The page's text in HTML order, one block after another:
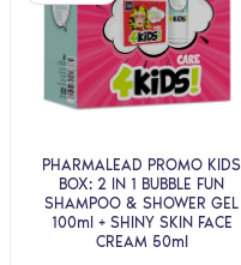
PHARMALEAD PROMO KIDS
BOX: 2 IN 1 BUBBLE FUN
SHAMPOO & SHOWER GEL
100ml + SHINY SKIN FACE
CREAM 50ml